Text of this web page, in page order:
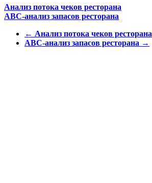
Навигация
по
записям
Анализ потока чеков ресторана
ABC-анализ запасов ресторана
← Анализ потока чеков ресторана
ABC-анализ запасов ресторана →